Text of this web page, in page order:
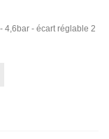
4,6bar - écart réglable 2